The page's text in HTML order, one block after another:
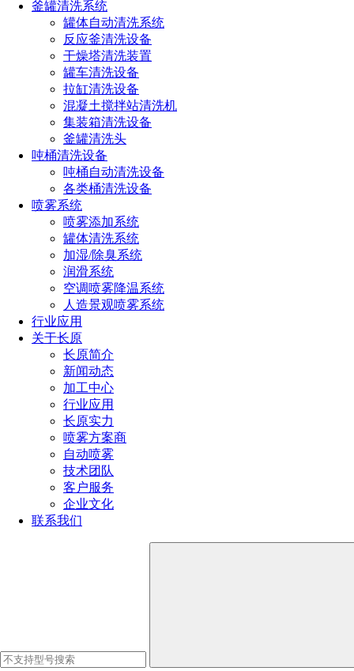
釜罐清洗系统
罐体自动清洗系统
反应釜清洗设备
干燥塔清洗装置
罐车清洗设备
拉缸清洗设备
混凝土搅拌站清洗机
集装箱清洗设备
釜罐清洗头
吨桶清洗设备
吨桶自动清洗设备
各类桶清洗设备
喷雾系统
喷雾添加系统
罐体清洗系统
加湿/除臭系统
润滑系统
空调喷雾降温系统
人造景观喷雾系统
行业应用
关于长原
长原简介
新闻动态
加工中心
行业应用
长原实力
喷雾方案商
自动喷雾
技术团队
客户服务
企业文化
联系我们
液柱流喷嘴：适用于小范围强力冲洗
使用场景
表面清洗：
在许多表面清洗的应用场合，因面积较大，幅宽较广，
往往用1个或多个喷嘴，仍无法达到清洗效果。喷淋管
在这样的场合就成刚需。特别是在印刷、电子等行业，
这种对喷雾的流量、角度、颗粒大小有严格要求的。
高压清洗/低压喷淋：
喷淋管在清洗、冲刷应用极多。主要应用于毛布或成型
网的清洗、传动辊的润滑喷淋、化药喷淋等。准确的喷
雾角度，严密设计的行程与重叠区间，精准的覆盖范
常用规格